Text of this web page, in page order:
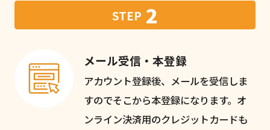
STEP 2
メール受信・本登録
アカウント登録後、メールを受信しま
すのでそこから本登録になります。オ
ンライン決済用のクレジットカードも